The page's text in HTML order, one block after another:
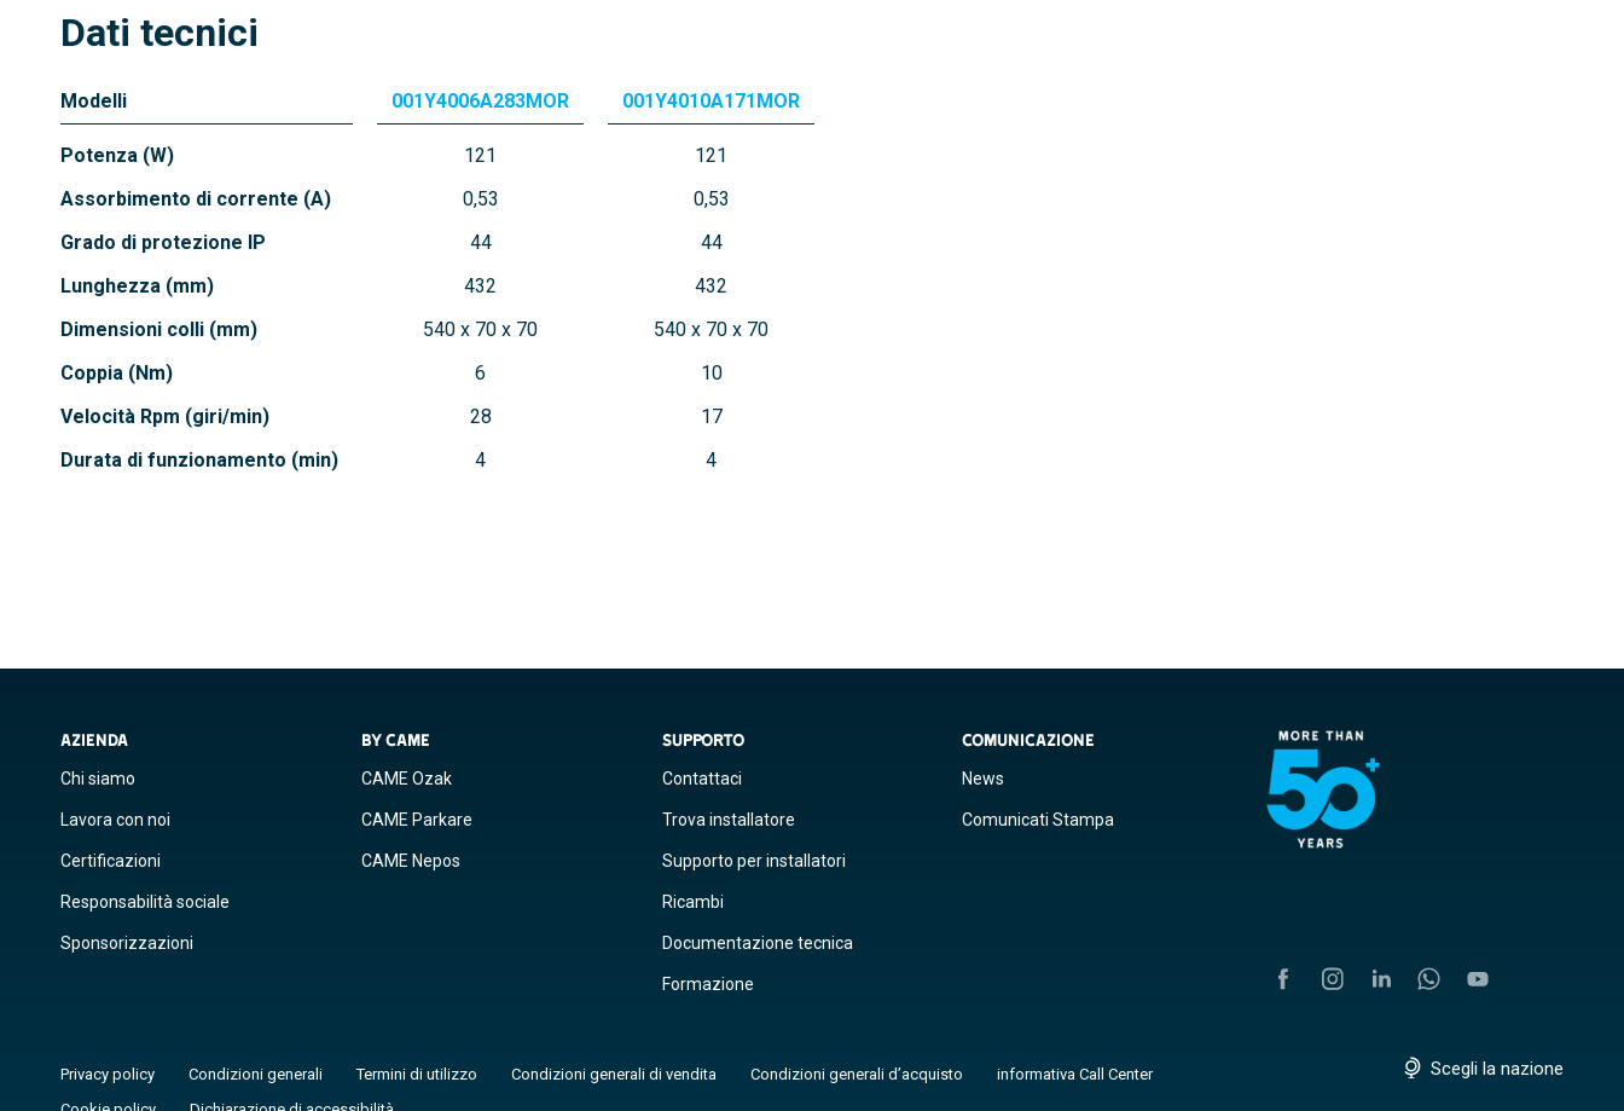
Dati tecnici
Modelli
Potenza (W)
Assorbimento di corrente (A)
Grado di protezione IP
Lunghezza (mm)
Dimensioni colli (mm)
Coppia (Nm)
Velocità Rpm (giri/min)
Durata di funzionamento (min)
001Y4006A283MOR
121
0,53
44
432
540 x 70 x 70
6
28
4
001Y4010A171MOR
121
0,53
44
432
540 x 70 x 70
10
17
4
AZIENDA
Chi siamo
Lavora con noi
Certificazioni
Responsabilità sociale
Sponsorizzazioni
BY CAME
CAME Ozak
CAME Parkare
CAME Nepos
SUPPORTO
Contattaci
Trova installatore
Supporto per installatori
Ricambi
Documentazione tecnica
Formazione
COMUNICAZIONE
News
Comunicati Stampa
Privacy policy Condizioni generali Termini di utilizzo Condizioni generali di vendita Condizioni generali d’acquisto
informativa Call Center
Scegli la nazione